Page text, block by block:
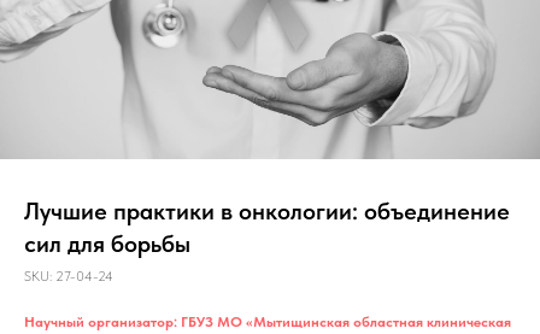
Лучшие практики в онкологии: объединение
сил для борьбы
SKU: 27-04-24
Научный организатор: ГБУЗ МО «Мытищинская областная клиническая